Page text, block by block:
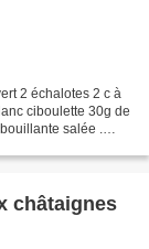
2 échalotes 2 c à
ciboulette 30g de
salée .
châtaignes